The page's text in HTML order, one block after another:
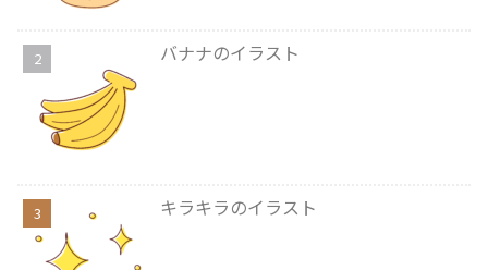
バナナのイラスト
キラキラのイラスト